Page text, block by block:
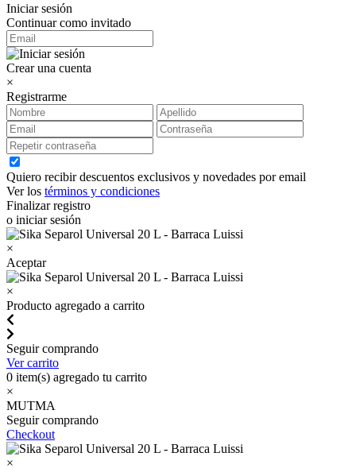
Iniciar sesión
Continuar como invitado
Crear una cuenta
×
Registrarme
Quiero recibir descuentos exclusivos y novedades por email
Ver los términos y condiciones
Finalizar registro
o iniciar sesión
×
Aceptar
×
Producto agregado a carrito
Seguir comprando
Ver carrito
0 item(s) agregado tu carrito
×
MUTMA
Seguir comprando
Checkout
×